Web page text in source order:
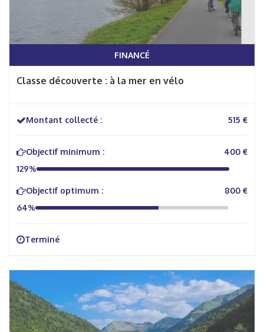
FINANCÉ
Classe découverte : à la mer en vélo
Montant collecté : 515 €
Objectif minimum :
400 €
129%
Objectif optimum :
800 €
64%
Terminé